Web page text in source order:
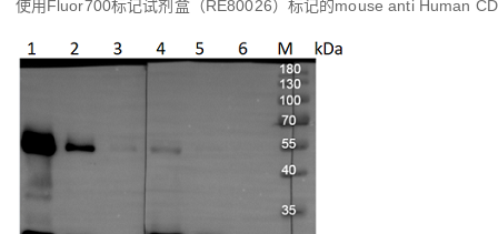
使用Fluor700标记试剂盒（RE80026）标记的mouse anti Human